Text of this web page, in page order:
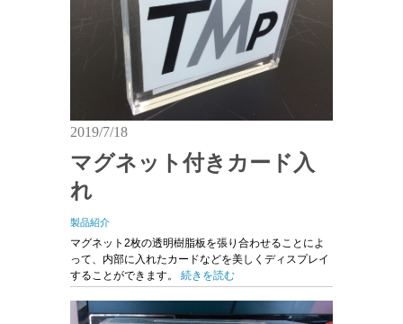
2019/7/18
マグネット付きカード入
れ
製品紹介
マグネット2枚の透明樹脂板を張り合わせることによ
って、内部に入れたカードなどを美しくディスプレイ
することができます。 続きを読む